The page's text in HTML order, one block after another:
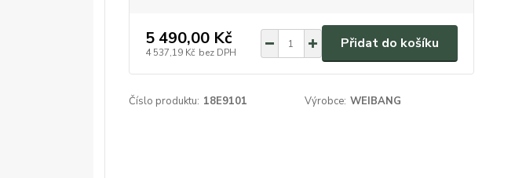
5 490,00 Kč
4 537,19 Kč bez DPH
Přidat do košíku
Číslo produktu: 18E9101 Výrobce: WEIBANG